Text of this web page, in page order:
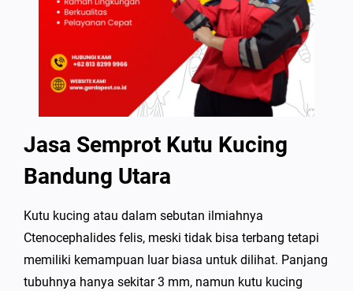
Jasa Semprot Kutu Kucing
Bandung Utara
Kutu kucing atau dalam sebutan ilmiahnya
Ctenocephalides felis, meski tidak bisa terbang tetapi
memiliki kemampuan luar biasa untuk dilihat. Panjang
tubuhnya hanya sekitar 3 mm, namun kutu kucing